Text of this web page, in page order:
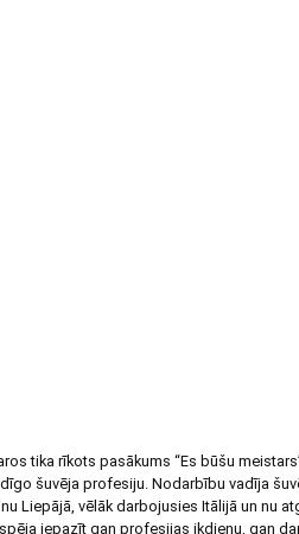
tika rīkots pasākums “Es būšu
šuvēja profesiju. Nodarbību vadīja
Liepājā, vēlāk darbojusies Itālijā un nu
iepazīt gan profesijas ikdienu, gan